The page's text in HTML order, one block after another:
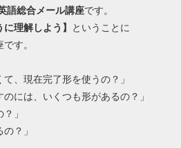
語総合メール講座です。
理解しよう】
ということに
す。
現在完了形を使うの？」
は、いくつも形があるの？」
」
？」